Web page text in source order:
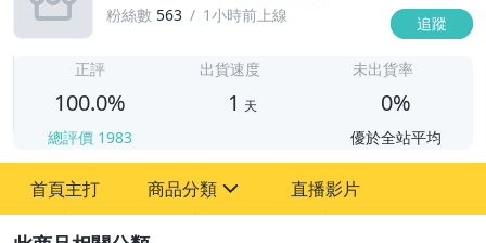
粉絲數 563 1小時前上線 追蹤
正評
100.0%
總評價 1983
出貨速度
1 天
未出貨率
0%
優於全站平均
首頁主打 商品分類 直播影片